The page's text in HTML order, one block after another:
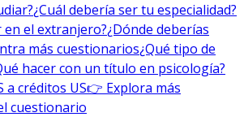
¿Cuál debería ser tu especialidad?
el extranjero?¿Dónde deberías
más cuestionarios¿Qué tipo de
hacer con un título en psicología?
a créditos US👉 Explora más
cuestionario